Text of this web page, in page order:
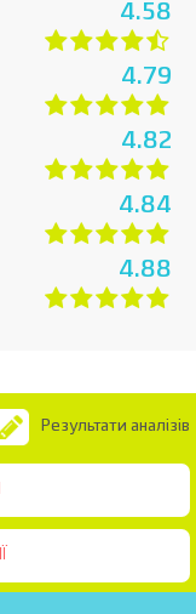
4.58
4.79
4.82
4.84
4.88
Результати аналізів